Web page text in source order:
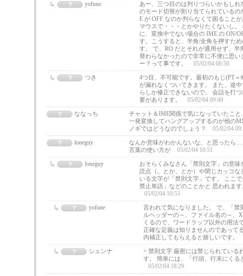
yofune
あー、三つ目のは判りづらいかもし
のモード切替が割り当てられている
E が OFF なのか判らなくて困ること
マウスで・・・とかやりたくないし
に、変換中でない場合の IME の ON/
す。こうすると、半角/全角を押すた
す。 で、RO だとそれが通用せず、
替わらなかったので非常に不便に思
ー？って事です。
05/02/04 08:50
つき
4つ目、不可能です。最初のもじ(PT＝
が漏れなくついてきます。 また、途
らしか修正できないので、 会話を打
要があります。
05/02/04 09:49
ななっち
チャット＆IME関係で気になっていたこ
一発変換してハングアップするのが他の
ノギではどうなのでしょう？
05/02/04
loneguy
なんか意味がわかんないな、と思ったら
言葉の使い方が
05/02/04 10:51
loneguy
おそらくみなさん「禁則文字」の意
読点（。とか、とか）や閉じカッコ
いる文字が「禁則文字」です。 ここ
禁止単語」などのことかと 思われます
05/02/04 10:53
yofune
言われて気になりました。 で、「
ルヘッダーの～、ファイル名の～、
くるので、ワードラップ以外の用法
正確な定義は知りませんのであって
内補正してもらえると嬉しいです。
シェンナ
> 禁則文字 厳密には禁じられている
す。 簡単には、「行頭、行末にくる
05/02/04 18:29